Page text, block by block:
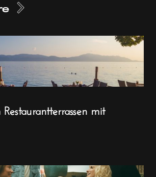
mit